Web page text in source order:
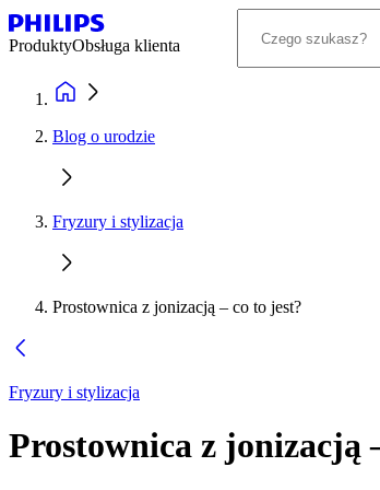
ProduktyObsługa klienta
Blog o urodzie
Fryzury i stylizacja
Prostownica z jonizacją – co to jest?
Fryzury i stylizacja
Prostownica z jonizacją